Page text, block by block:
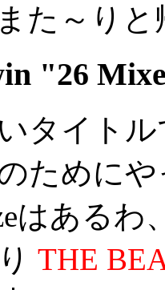
た～りと
"26
タイト
ために
はあるわ
THE